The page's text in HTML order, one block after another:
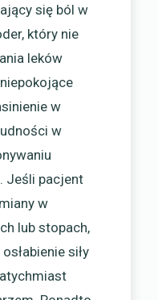
się ból w
który nie
leków
w
w
Jeśli pacjent
w
lub stopach,
siły